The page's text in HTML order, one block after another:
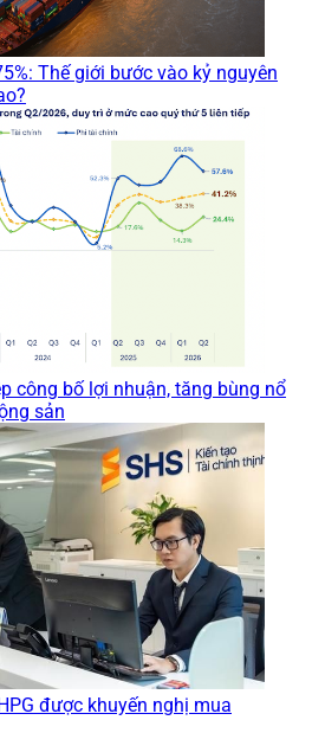
Thế giới bước vào kỷ nguyên
công bố lợi nhuận, tăng bùng nổ
sản
được khuyến nghị mua